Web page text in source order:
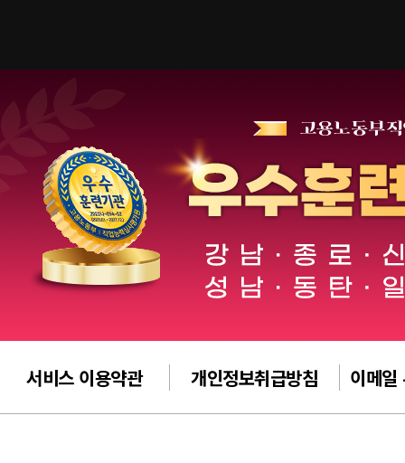
서비스 이용약관 개인정보취급방침 이메일